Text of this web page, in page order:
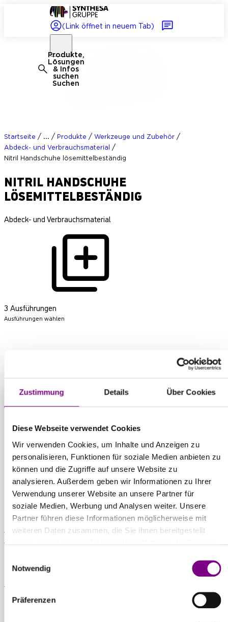
Zustimmung Details Über Cookies
Diese Webseite verwendet Cookies
Wir verwenden Cookies, um Inhalte und Anzeigen zu
personalisieren, Funktionen für soziale Medien anbieten zu
können und die Zugriffe auf unsere Website zu
analysieren. Außerdem geben wir Informationen zu Ihrer
Verwendung unserer Website an unsere Partner für
soziale Medien, Werbung und Analysen weiter. Unsere
Partner führen diese Informationen möglicherweise mit
weiteren Daten zusammen, die Sie ihnen bereitgestellt
Notwendig
Präferenzen
(Link öffnet in neuem Tab)
Produkte,
Lösungen
& Infos
suchen
Suchen
Startseite / ... / Produkte / Werkzeuge und Zubehör /
Abdeck- und Verbrauchsmaterial /
Nitril Handschuhe lösemittelbeständig
NITRIL HANDSCHUHE
LÖSEMITTELBESTÄNDIG
Abdeck- und Verbrauchsmaterial
3 Ausführungen
Ausführungen wählen
THE POWER
OF SURFACE.
Für PrivatkundenCaparol Farbenshops und Farbencenter in